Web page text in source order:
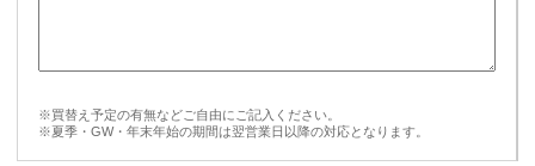
※買替え予定の有無などご自由にご記入ください。
※夏季・GW・年末年始の期間は翌営業日以降の対応となります。